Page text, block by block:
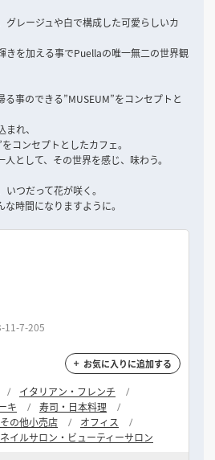
グレージュや白で構成した可愛らしいカ
きを加える事でPuellaの唯一無二の世界観
事のできる”MUSEUM”をコンセプトと
れ、
コンセプトとしたカフェ。
として、その世界を感じ、味わう。
つだって花が咲く。
時間になりますように。
11-7-205
お気に入りに追加する
イタリアン・フレンチ
キ
寿司・日本料理
その他小売店
オフィス
ネイルサロン・ビューティーサロン